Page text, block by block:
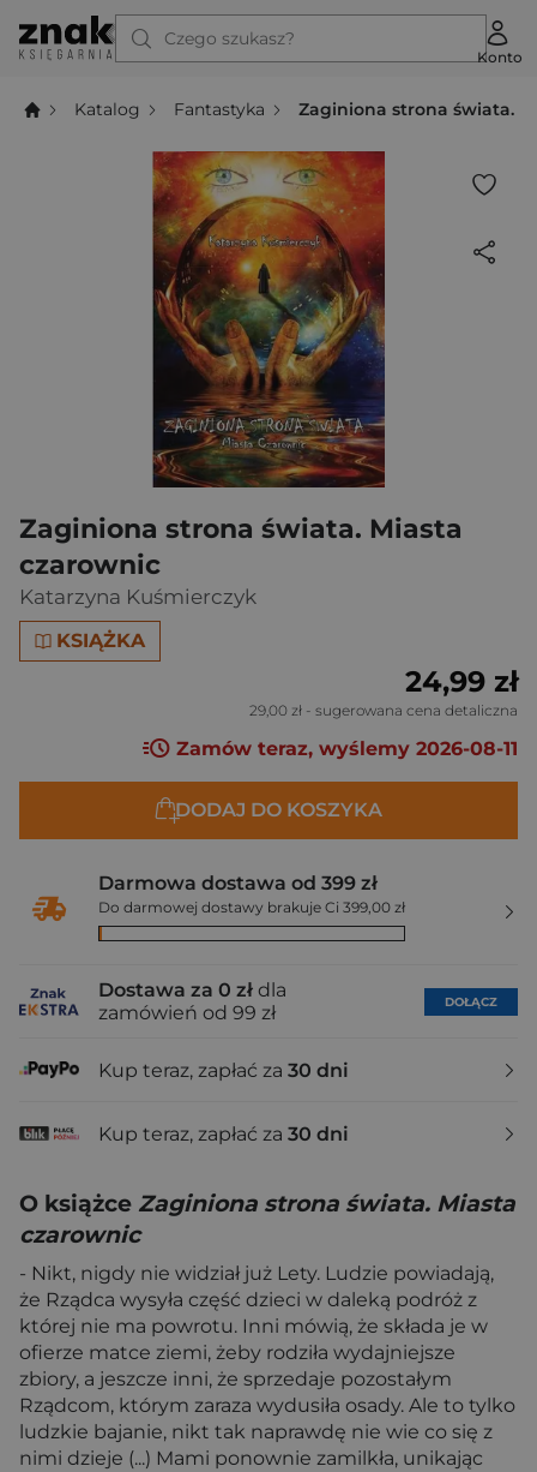
Czego szukasz?
Konto
Katalog Fantastyka Zaginiona strona świata.
Zaginiona strona świata. Miasta
czarownic
Katarzyna Kuśmierczyk
KSIĄŻKA
24,99 zł
29,00 zł - sugerowana cena detaliczna
Zamów teraz, wyślemy 2026-08-11
DODAJ DO KOSZYKA
Darmowa dostawa od 399 zł
Do darmowej dostawy brakuje Ci 399,00 zł
Dostawa za 0 zł dla
zamówień od 99 zł
DOŁĄCZ
Kup teraz, zapłać za 30 dni
Kup teraz, zapłać za 30 dni
O książce Zaginiona strona świata. Miasta
czarownic
- Nikt, nigdy nie widział już Lety. Ludzie powiadają,
że Rządca wysyła część dzieci w daleką podróż z
której nie ma powrotu. Inni mówią, że składa je w
ofierze matce ziemi, żeby rodziła wydajniejsze
zbiory, a jeszcze inni, że sprzedaje pozostałym
Rządcom, którym zaraza wydusiła osady. Ale to tylko
ludzkie bajanie, nikt tak naprawdę nie wie co się z
nimi dzieje (...) Mami ponownie zamilkła, unikając